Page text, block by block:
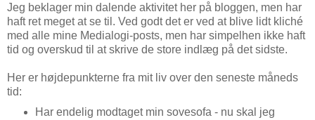
Jeg beklager min dalende aktivitet her på bloggen, men har
haft ret meget at se til. Ved godt det er ved at blive lidt kliché
med alle mine Medialogi-posts, men har simpelhen ikke haft
tid og overskud til at skrive de store indlæg på det sidste.
Her er højdepunkterne fra mit liv over den seneste måneds
tid:
Har endelig modtaget min sovesofa - nu skal jeg